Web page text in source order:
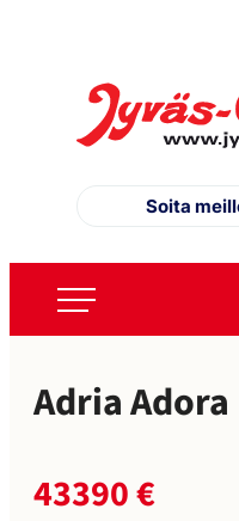
sisältöön
Soita
Adria Adora
43390 €